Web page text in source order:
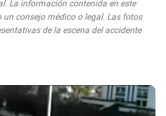
La información contenida en este
consejo médico o legal. Las fotos
de la escena del accidente